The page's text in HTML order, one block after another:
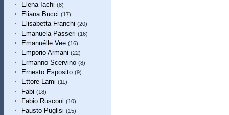
Elena Iachi (8)
Eliana Bucci (17)
Elisabetta Franchi (20)
Emanuela Passeri (16)
Emanuélle Vee (16)
Emporio Armani (22)
Ermanno Scervino (8)
Ernesto Esposito (9)
Ettore Lami (11)
Fabi (18)
Fabio Rusconi (10)
Fausto Puglisi (15)